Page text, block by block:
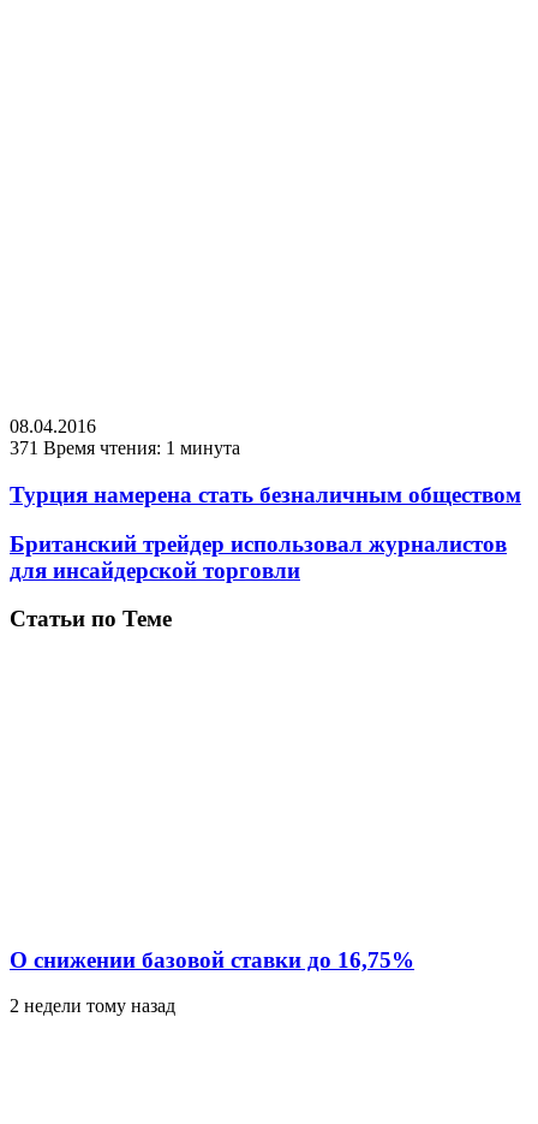
08.04.2016
371 Время чтения: 1 минута
Турция намерена стать безналичным обществом
Британский трейдер использовал журналистов
для инсайдерской торговли
Статьи по Теме
О снижении базовой ставки до 16,75%
2 недели тому назад